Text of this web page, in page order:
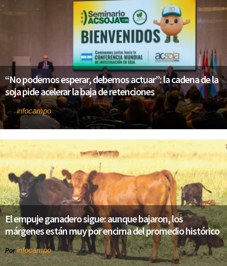
“No podemos esperar, debemos actuar”: la cadena de la
soja pide acelerar la baja de retenciones
Porinfocampo
El empuje ganadero sigue: aunque bajaron, los
márgenes están muy por encima del promedio histórico
Porinfocampo